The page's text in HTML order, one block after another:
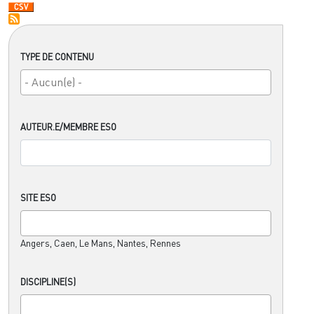
TYPE DE CONTENU
AUTEUR.E/MEMBRE ESO
SITE ESO
Angers, Caen, Le Mans, Nantes, Rennes
DISCIPLINE(S)